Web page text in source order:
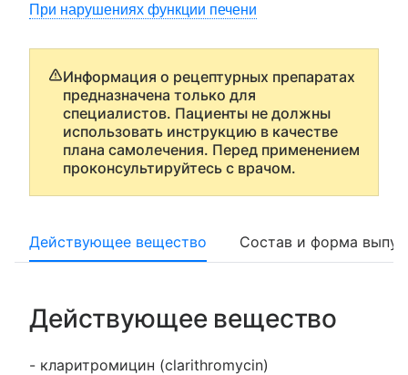
При нарушениях функции печени
Информация о рецептурных препаратах
предназначена только для
специалистов. Пациенты не должны
использовать инструкцию в качестве
плана самолечения. Перед применением
проконсультируйтесь с врачом.
Действующее вещество Состав и форма
Действующее вещество
- кларитромицин (clarithromycin)